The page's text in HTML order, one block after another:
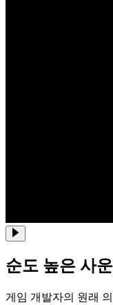
순도 높은 사
게임 개발자의 원래